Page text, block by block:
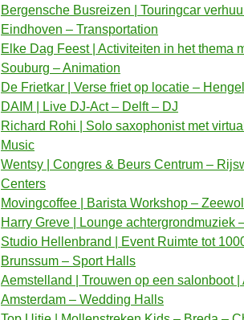
Bergensche Busreizen | Touringcar
Eindhoven – Transportation
Elke Dag Feest | Activiteiten in het thema
Souburg – Animation
De Frietkar | Verse friet op locatie –
DAIM | Live DJ-Act – Delft – DJ
Richard Rohi | Solo saxophonist met
Music
Wentsy | Congres & Beurs Centrum –
Centers
Movingcoffee | Barista Workshop –
Harry Greve | Lounge achtergrondmuziek
Studio Hellenbrand | Event Ruimte tot
Brunssum – Sport Halls
Aemstelland | Trouwen op een salonboot |
Amsterdam – Wedding Halls